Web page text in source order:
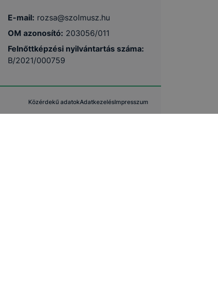
E-mail: rozsa@szolmusz.hu
OM azonosító: 203056/011
Felnőttképzési nyilvántartás száma:
B/2021/000759
Közérdekű adatokAdatkezelésImpresszum